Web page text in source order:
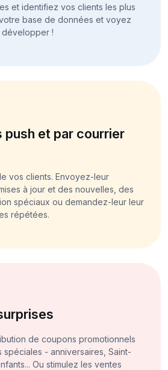
et identifiez vos clients les plus
base de données et voyez
!
et par courrier
vos clients. Envoyez-leur
à jour et des nouvelles, des
spéciaux ou demandez-leur leur
répétées.
de coupons promotionnels
- anniversaires, Saint-
Ou stimulez les ventes